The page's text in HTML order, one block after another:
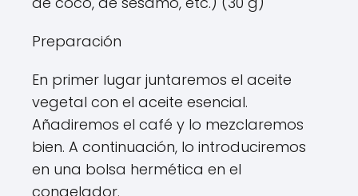
Preparación
En primer lugar juntaremos el aceite
vegetal con el aceite esencial.
Añadiremos el café y lo mezclaremos
bien. A continuación, lo introduciremos
en una bolsa hermética en el
congelador.